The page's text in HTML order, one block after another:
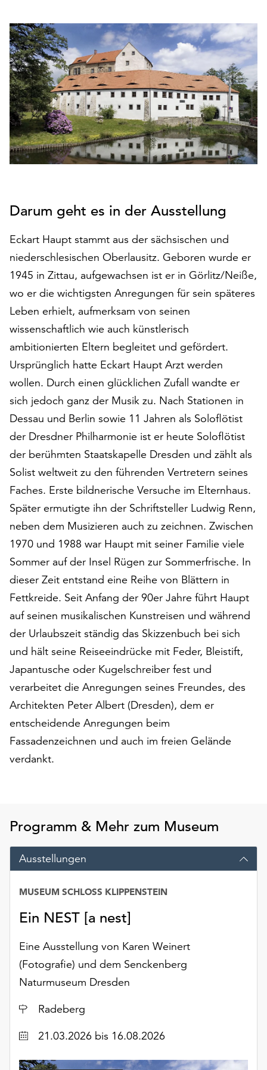
Betrieb
der
Seite
notwendig
sind
(funktionale
Cookies),
sowie
solche,
die
lediglich
Statistikzwecken
genutzt
Klicken
auf
„Alle
akzeptieren“,
alle
Cookies
zu
akzeptieren.
Sie
können
Ihr
Einverständnis
jederzeit
ändern
und
widerrufen.
steht
Ihnen
am
Ende
der
Seite
die
Schaltfläche
„Cookie-
Einstellungen“
zur
Verfügung.
Funktionale
Cookies
werden
auch
Ihr
Einverständnis
Sie
verwendeten
Cookies
erreichen
die
über
die
Schaltfläche
„Auswählen“.
Weitere
finden
Darum geht es in der Ausstellung
Eckart Haupt stammt aus der sächsischen und
niederschlesischen Oberlausitz. Geboren wurde er
1945 in Zittau, aufgewachsen ist er in Görlitz/Neiße,
wo er die wichtigsten Anregungen für sein späteres
Leben erhielt, aufmerksam von seinen
wissenschaftlich wie auch künstlerisch
ambitionierten Eltern begleitet und gefördert.
Ursprünglich hatte Eckart Haupt Arzt werden
wollen. Durch einen glücklichen Zufall wandte er
sich jedoch ganz der Musik zu. Nach Stationen in
Dessau und Berlin sowie 11 Jahren als Soloflötist
der Dresdner Philharmonie ist er heute Soloflötist
der berühmten Staatskapelle Dresden und zählt als
Solist weltweit zu den führenden Vertretern seines
Faches. Erste bildnerische Versuche im Elternhaus.
Später ermutigte ihn der Schriftsteller Ludwig Renn,
neben dem Musizieren auch zu zeichnen. Zwischen
1970 und 1988 war Haupt mit seiner Familie viele
Sommer auf der Insel Rügen zur Sommerfrische. In
dieser Zeit entstand eine Reihe von Blättern in
Fettkreide. Seit Anfang der 90er Jahre führt Haupt
auf seinen musikalischen Kunstreisen und während
der Urlaubszeit ständig das Skizzenbuch bei sich
und hält seine Reiseeindrücke mit Feder, Bleistift,
Japantusche oder Kugelschreiber fest und
verarbeitet die Anregungen seines Freundes, des
Architekten Peter Albert (Dresden), dem er
entscheidende Anregungen beim
Fassadenzeichnen und auch im freien Gelände
verdankt.
Programm & Mehr zum Museum
Ausstellungen
Ein NEST [a nest]
MUSEUM SCHLOSS KLIPPENSTEIN
Eine Ausstellung von Karen Weinert
(Fotografie) und dem Senckenberg
Naturmuseum Dresden
Ort
Radeberg
Datum21.03.2026 bis 16.08.2026